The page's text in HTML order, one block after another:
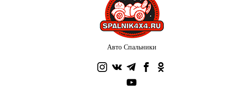
Авто Спальники